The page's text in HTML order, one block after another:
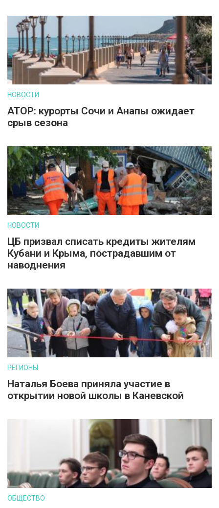
НОВОСТИ
АТОР: курорты Сочи и Анапы ожидает
срыв сезона
НОВОСТИ
ЦБ призвал списать кредиты жителям
Кубани и Крыма, пострадавшим от
наводнения
РЕГИОНЫ
Наталья Боева приняла участие в
открытии новой школы в Каневской
ОБЩЕСТВО